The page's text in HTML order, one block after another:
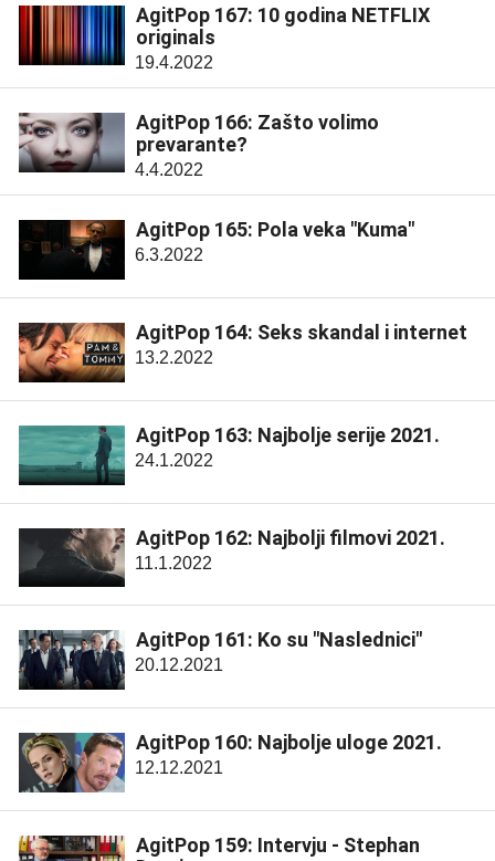
AgitPop 167: 10 godina NETFLIX
originals
19.4.2022
AgitPop 166: Zašto volimo
prevarante?
4.4.2022
AgitPop 165: Pola veka "Kuma"
6.3.2022
AgitPop 164: Seks skandal i internet
13.2.2022
AgitPop 163: Najbolje serije 2021.
24.1.2022
AgitPop 162: Najbolji filmovi 2021.
11.1.2022
AgitPop 161: Ko su "Naslednici"
20.12.2021
AgitPop 160: Najbolje uloge 2021.
12.12.2021
AgitPop 159: Intervju - Stephan